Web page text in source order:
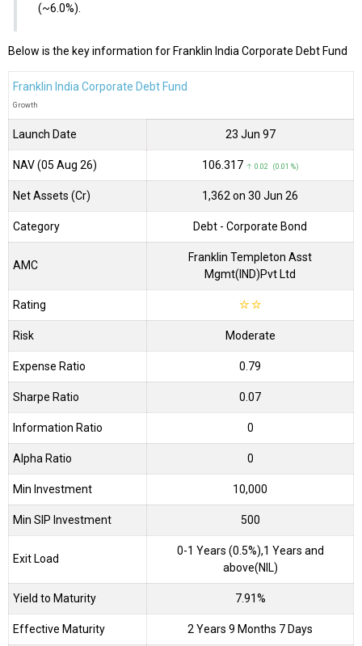
(~6.0%).
Below is the key information for Franklin India Corporate Debt Fund
Franklin India Corporate Debt Fund
Growth
Launch Date 23 Jun 97
NAV (05 Aug 26) ₹106.317 ↑ 0.02 (0.01 %)
Net Assets (Cr) ₹1,362 on 30 Jun 26
Category Debt - Corporate Bond
AMC
Franklin Templeton Asst
Mgmt(IND)Pvt Ltd
Rating ☆☆
Risk Moderate
Expense Ratio 0.79
Sharpe Ratio 0.07
Information Ratio 0
Alpha Ratio 0
Min Investment 10,000
Min SIP Investment 500
Exit Load
0-1 Years (0.5%),1 Years and
above(NIL)
Yield to Maturity 7.91%
Effective Maturity 2 Years 9 Months 7 Days